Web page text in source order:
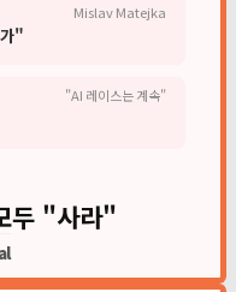
"
Mislav Matejka
"AI 레이스는 계속"
두 "사라"